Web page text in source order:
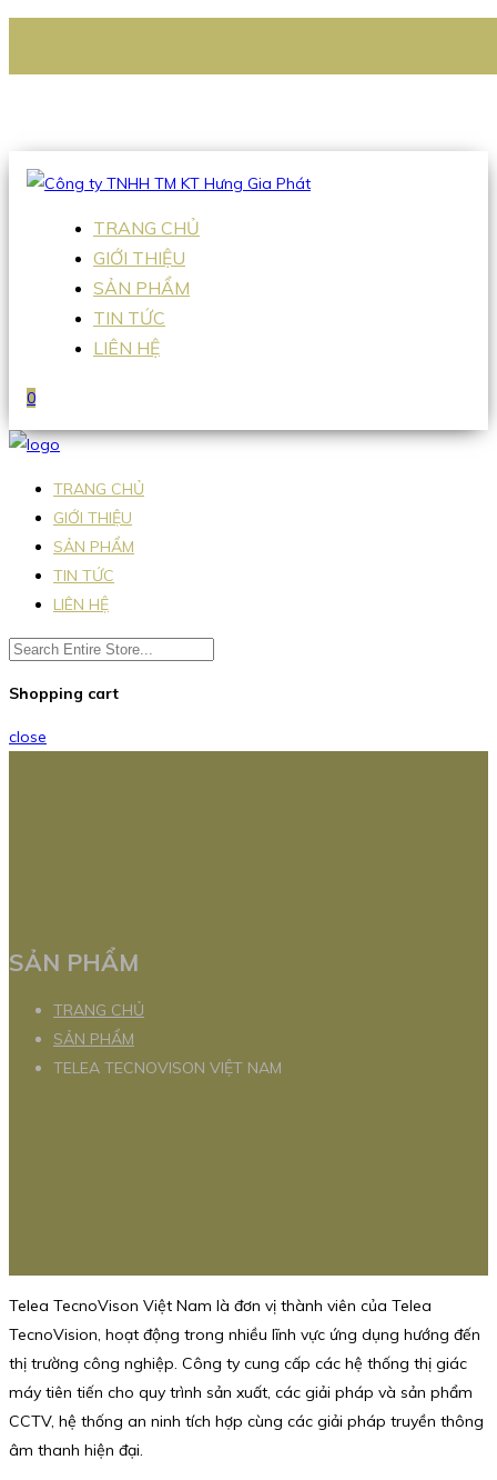
Hotline:0938 336 079
TRANG CHỦ
GIỚI THIỆU
SẢN PHẨM
TIN TỨC
LIÊN HỆ
0
TRANG CHỦ
GIỚI THIỆU
SẢN PHẨM
TIN TỨC
LIÊN HỆ
Shopping cart
close
SẢN PHẨM
TRANG CHỦ
SẢN PHẨM
TELEA TECNOVISON VIỆT NAM
Telea TecnoVison Việt Nam là đơn vị thành viên của Telea
TecnoVision, hoạt động trong nhiều lĩnh vực ứng dụng hướng đến
thị trường công nghiệp. Công ty cung cấp các hệ thống thị giác
máy tiên tiến cho quy trình sản xuất, các giải pháp và sản phẩm
CCTV, hệ thống an ninh tích hợp cùng các giải pháp truyền thông
âm thanh hiện đại.